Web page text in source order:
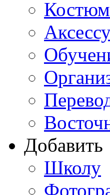
Добавить
Школу